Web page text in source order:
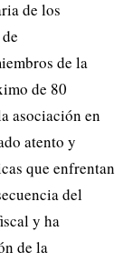
de los
de la
de 80
asociación en
atento y
que enfrentan
del
y ha
de la